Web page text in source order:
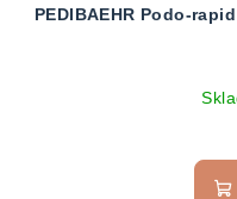
PEDIBAEHR Podo-